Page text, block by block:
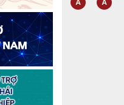
phẩm
cho